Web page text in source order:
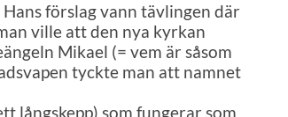
förslag vann tävlingen där
ville att den nya kyrkan
Mikael (= vem är såsom
tyckte man att namnet
långskepp) som fungerar som